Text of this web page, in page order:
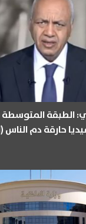
المتوسطة
حارقة دم الناس